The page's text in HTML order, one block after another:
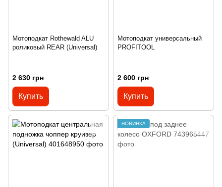
Мотоподкат Rothewald ALU
роликовый REAR (Universal)
2 630 грн
Купить
Мотоподкат универсальный
PROFITOOL
2 600 грн
Купить
НОВИНКА